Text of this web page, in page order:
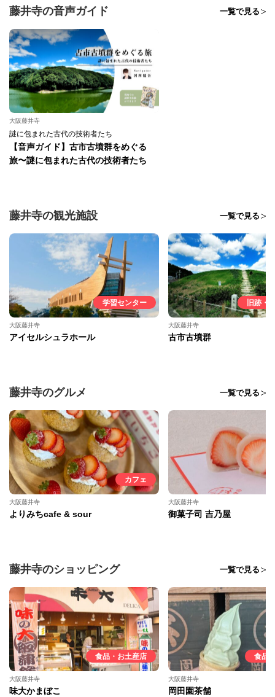
藤井寺の音声ガイド 一覧で見る
大阪藤井寺
謎に包まれた古代の技術者たち
【音声ガイド】古市古墳群をめぐる
旅〜謎に包まれた古代の技術者たち
藤井寺の観光施設 一覧で見る
学習センター
大阪藤井寺
アイセルシュラホール
旧跡・
大阪藤井寺
古市古墳群
藤井寺のグルメ 一覧で見る
カフェ
大阪藤井寺
よりみちcafe & sour
大阪藤井寺
御菓子司 吉乃屋
藤井寺のショッピング 一覧で見る
食品・お土産店
大阪藤井寺
味大かまぼこ
食品
大阪藤井寺
岡田園茶舗